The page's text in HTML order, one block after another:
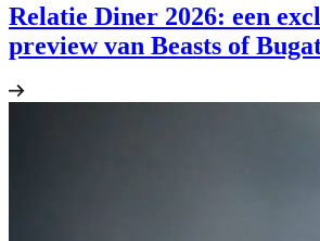
Relatie Diner 2026: een
preview van Beasts of